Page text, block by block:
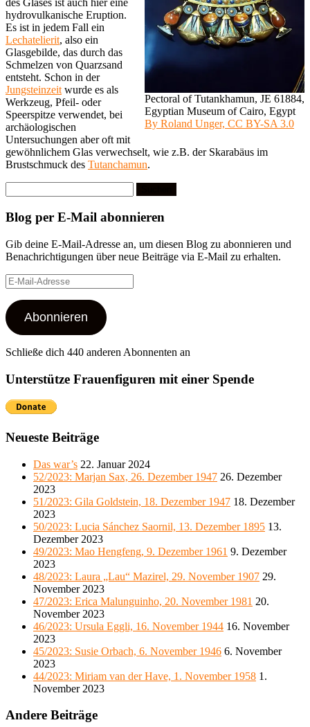
Pectoral of Tutankhamun, JE 61884,
Egyptian Museum of Cairo, Egypt
By Roland Unger, CC BY-SA 3.0
des Glases ist auch hier eine
hydrovulkanische Eruption.
Es ist in jedem Fall ein
Lechatelierit, also ein
Glasgebilde, das durch das
Schmelzen von Quarzsand
entsteht. Schon in der
Jungsteinzeitwurde es als
Werkzeug, Pfeil- oder
Speerspitze verwendet, bei
archäologischen
Untersuchungen aber oft mit
gewöhnlichem Glas verwechselt, wie z.B. der Skarabäus im
Brustschmuck des Tutanchamun.
nach:
Blog per E-Mail abonnieren
Gib deine E-Mail-Adresse an, um diesen Blog zu abonnieren und
Benachrichtigungen über neue Beiträge via E-Mail zu erhalten.
E-
Mail-
Adresse
Abonnieren
Schließe dich 440 anderen Abonnenten an
Unterstütze Frauenfiguren mit einer Spende
Neueste Beiträge
Das war’s 22. Januar 2024
52/2023: Marjan Sax, 26. Dezember 1947 26. Dezember
2023
51/2023: Gila Goldstein, 18. Dezember 1947 18. Dezember
2023
50/2023: Lucia Sánchez Saornil, 13. Dezember 1895 13.
Dezember 2023
49/2023: Mao Hengfeng, 9. Dezember 1961 9. Dezember
2023
48/2023: Laura „Lau“ Mazirel, 29. November 1907 29.
November 2023
47/2023: Erica Malunguinho, 20. November 1981 20.
November 2023
46/2023: Ursula Eggli, 16. November 1944 16. November
2023
45/2023: Susie Orbach, 6. November 1946 6. November
2023
44/2023: Miriam van der Have, 1. November 1958 1.
November 2023
Andere Beiträge